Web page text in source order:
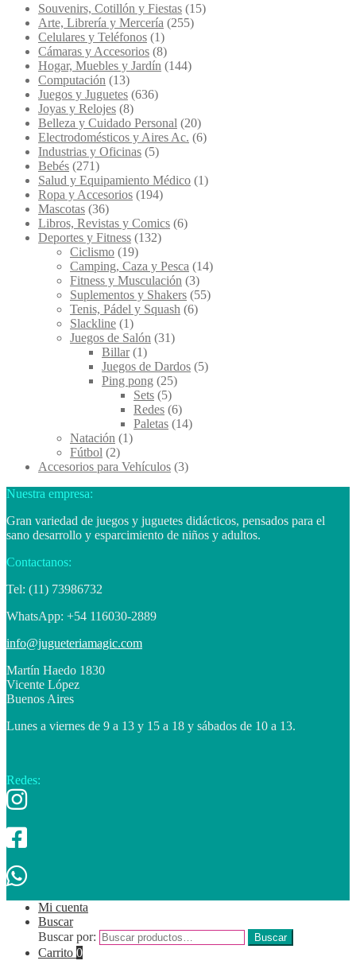
Souvenirs, Cotillón y Fiestas (15)
Arte, Librería y Mercería (255)
Celulares y Teléfonos (1)
Cámaras y Accesorios (8)
Hogar, Muebles y Jardín (144)
Computación (13)
Juegos y Juguetes (636)
Joyas y Relojes (8)
Belleza y Cuidado Personal (20)
Electrodomésticos y Aires Ac. (6)
Industrias y Oficinas (5)
Bebés (271)
Salud y Equipamiento Médico (1)
Ropa y Accesorios (194)
Mascotas (36)
Libros, Revistas y Comics (6)
Deportes y Fitness (132)
Ciclismo (19)
Camping, Caza y Pesca (14)
Fitness y Musculación (3)
Suplementos y Shakers (55)
Tenis, Pádel y Squash (6)
Slackline (1)
Juegos de Salón (31)
Billar (1)
Juegos de Dardos (5)
Ping pong (25)
Sets (5)
Redes (6)
Paletas (14)
Natación (1)
Fútbol (2)
Accesorios para Vehículos (3)
Nuestra empresa:
Gran variedad de juegos y juguetes didácticos, pensados para el
sano desarrollo y esparcimiento de niños y adultos.
Contactanos:
Tel: (11) 73986732
WhatsApp: +54 116030-2889
info@jugueteriamagic.com
Martín Haedo 1830
Vicente López
Buenos Aires
Lunes a viernes de 9 a 13 y 15 a 18 y sábados de 10 a 13.
Redes:
Mi cuenta
Buscar
Buscar por:
Buscar
Carrito 0